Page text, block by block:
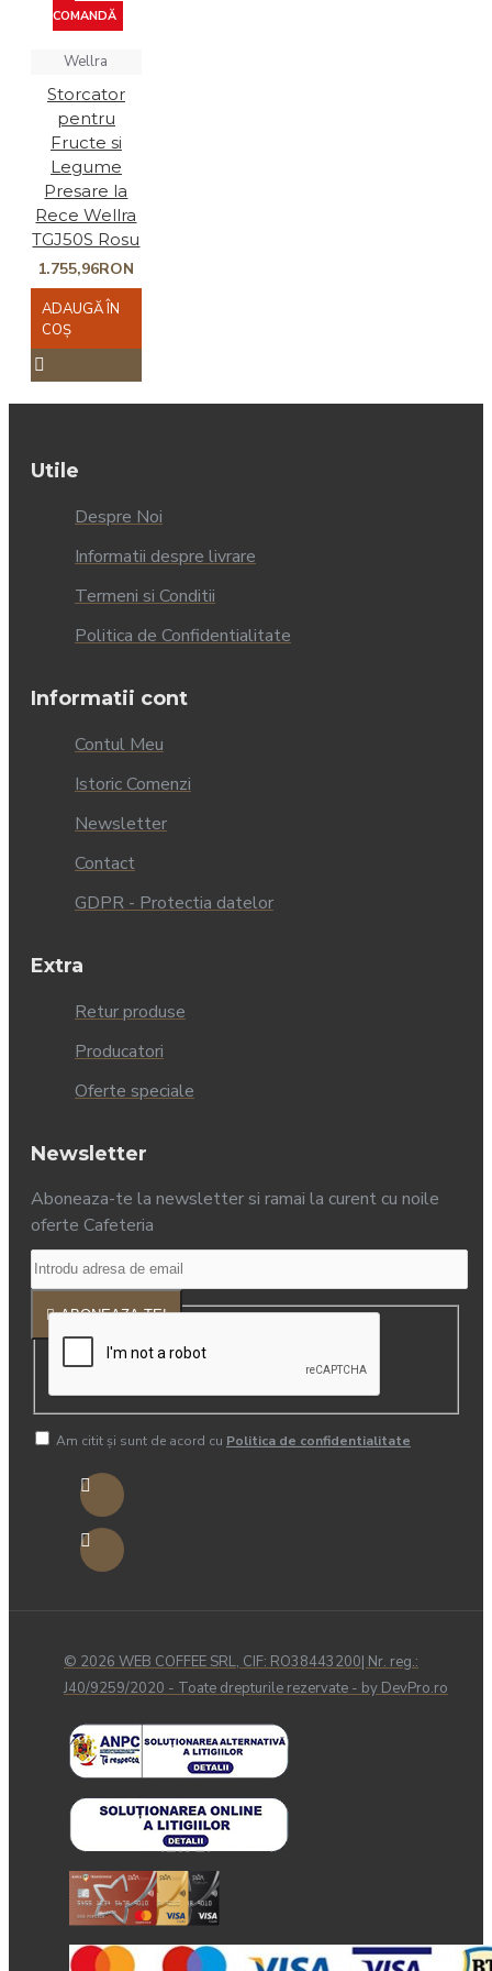
COMANDĂ
Wellra
Storcator
pentru
Fructe si
Legume
Presare la
Rece Wellra
TGJ50S Rosu
1.755,96RON
ADAUGĂ ÎN
COŞ
Utile
Despre Noi
Informatii despre livrare
Termeni si Conditii
Politica de Confidentialitate
Informatii cont
Contul Meu
Istoric Comenzi
Newsletter
Contact
GDPR - Protectia datelor
Extra
Retur produse
Producatori
Oferte speciale
Newsletter
Aboneaza-te la newsletter si ramai la curent cu noile
oferte Cafeteria
ABONEAZA-TE!
Am citit şi sunt de acord cu Politica de confidentialitate
© 2026 WEB COFFEE SRL, CIF: RO38443200| Nr. reg.:
J40/9259/2020 - Toate drepturile rezervate - by DevPro.ro